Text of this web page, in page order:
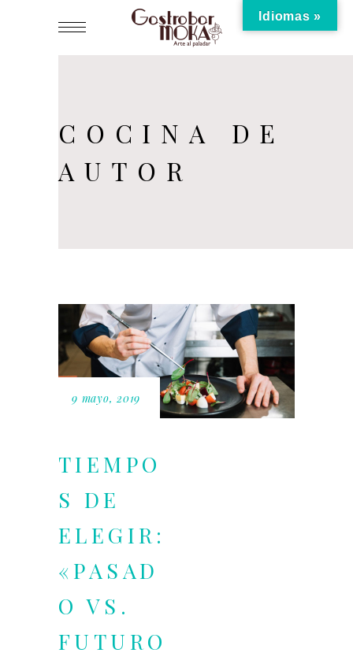
COCINA DE
AUTOR
9 mayo, 2019
TIEMPO
S DE
ELEGIR:
«PASAD
O VS.
FUTURO
Idiomas »